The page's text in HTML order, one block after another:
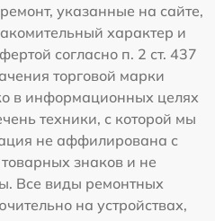
указанные на сайте,
характер и
согласно п. 2 ст. 437
торговой марки
в информационных целях
техники, с которой мы
не аффилирована с
знаков и не
Все виды ремонтных
на устройствах,